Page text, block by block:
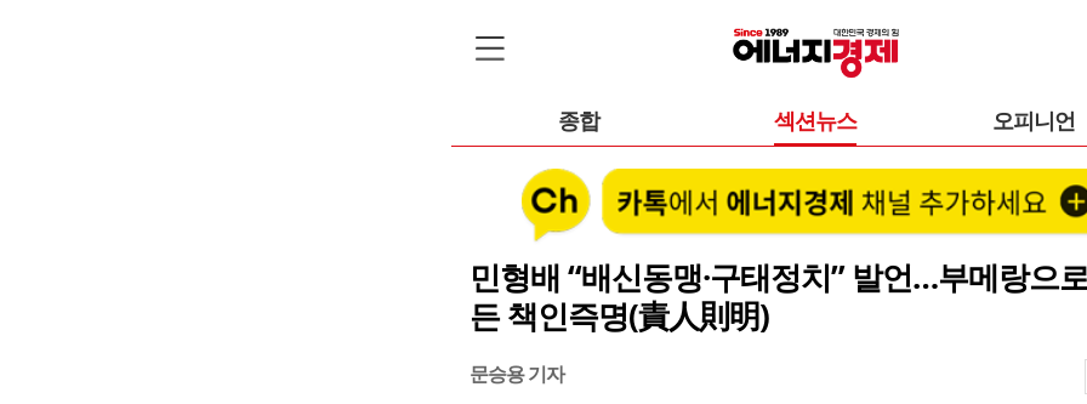
종합 섹션뉴스 오피니언
민형배 “배신동맹·구태정치” 발언…부메랑으
든 책인즉명(責人則明)
문승용 기자